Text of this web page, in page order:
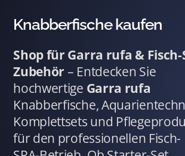
Knabberfische kaufen
Shop für Garra rufa & Fisch-
Zubehör – Entdecken Sie
hochwertige Garra rufa
Knabberfische,
Komplettsets und
für den professionellen Fisch-